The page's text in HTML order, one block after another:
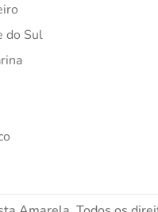
do Sul